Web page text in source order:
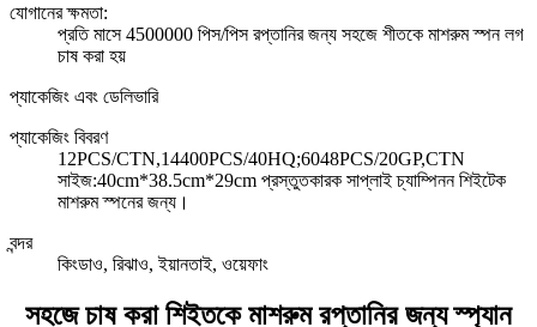
যোগানের ক্ষমতা:
প্রতি মাসে 4500000 পিস/পিস রপ্তানির জন্য সহজে শীতকে মাশরুম স্পন লগ
চাষ করা হয়
প্যাকেজিং এবং ডেলিভারি
প্যাকেজিং বিবরণ
12PCS/CTN,14400PCS/40HQ;6048PCS/20GP,CTN
সাইজ:40cm*38.5cm*29cm প্রস্তুতকারক সাপ্লাই চ্যাম্পিনন শিইটেক
মাশরুম স্পনের জন্য।
বন্দর
কিংডাও, রিঝাও, ইয়ানতাই, ওয়েফাং
সহজে চাষ করা শিইতকে মাশরুম রপ্তানির জন্য স্প্যান